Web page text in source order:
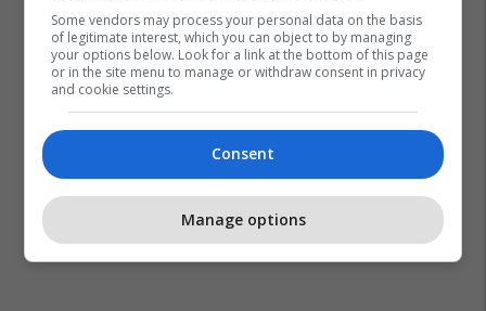
Mpj E Maqedonisë Timço Mucunski
Some vendors may process your personal data on the basis
of legitimate interest, which you can object to by managing
your options below. Look for a link at the bottom of this page
or in the site menu to manage or withdraw consent in privacy
and cookie settings.
Consent
Manage options